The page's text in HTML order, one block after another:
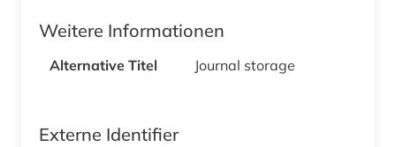
Weitere Informationen
Alternative Titel Journal storage
Externe Identifier